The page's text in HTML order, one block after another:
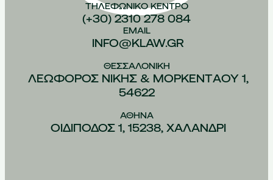
ΤΗΛΕΦΩΝΙΚO ΚEΝΤΡΟ
(+30) 2310 278 084
EMAIL
INFO@KLAW.GR
ΘΕΣΣΑΛΟΝIΚΗ
ΛΕΩΦOΡΟΣ ΝIΚΗΣ & ΜΟΡΚΕΝΤAΟΥ 1,
54622
ΑΘHΝΑ
ΟΙΔIΠΟΔΟΣ 1, 15238, ΧΑΛAΝΔΡΙ